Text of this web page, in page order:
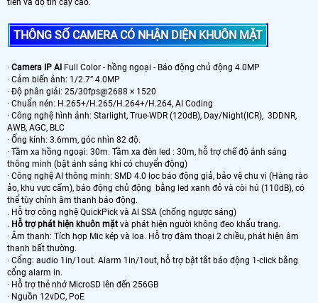
tiến và độ tin cậy cao.
THÔNG SỐ CAMERA CÓ NHẬN DIỆN KHUÔN MẶT
· Camera IP AI Full Color - hồng ngoại - Báo động chủ động 4.0MP
· Cảm biến ảnh: 1/2.7” 4.0MP
· Độ phân giải: 25/30fps@2688 × 1520
· Chuẩn nén: H.265+/H.265/H.264+/H.264, AI Coding
· Công nghệ hình ảnh: Starlight, True-WDR (120dB), Day/Night(ICR), 3DDNR,
AWB, AGC, BLC
· Ống kính: 3.6mm, góc nhìn 82 độ.
· Tầm xa hồng ngoại: 30m. Tầm xa đèn led : 30m, hỗ trợ chế độ ánh sáng
thông minh (bật ánh sáng khi có chuyển động)
· Công nghệ AI thông minh: SMD 4.0 lọc báo động giả, bảo vệ chu vi (Hàng rào
ảo, khu vực cấm), báo động chủ động bằng led xanh đỏ và còi hú (110dB), có
thể tùy chỉnh âm thanh báo động.
. Hỗ trợ công nghệ QuickPick và AI SSA (chống ngược sáng)
. Hỗ trợ phát hiện khuôn mặt và phát hiện người không đeo khẩu trang.
· Âm thanh: Tích hợp Mic kép và loa. Hỗ trợ đàm thoại 2 chiều, phát hiện âm
thanh bất thường.
· Cổng: audio 1in/1out. Alarm 1in/1out, hỗ trợ bật tắt báo động 1-click bằng
cổng alarm in.
· Hỗ trợ thẻ nhớ MicroSD lên đến 256GB
· Nguồn 12vDC, PoE